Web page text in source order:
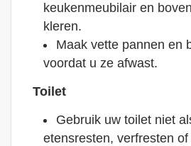
keukenmeubilair en
kleren.
Maak vette pannen en
voordat u ze afwast.
Toilet
Gebruik uw toilet niet
etensresten, verfresten